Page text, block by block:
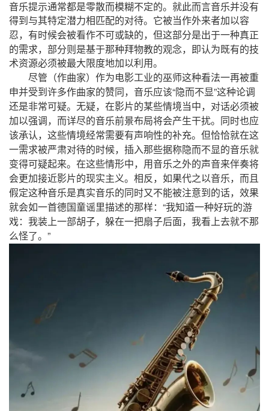
音乐提示通常都是零散而模糊不定的。就此而言音乐并没有
得到与其特定潜力相匹配的对待。它被当作外来者加以容
忍， 有时候会被看作不可或缺的， 但这部分是出于一种真正
的需求， 部分则是基于那种拜物教的观念，
即认为既有的技
术资源必须被最大限度地加以利用。
尽管
（作曲家）
作为电影工业的巫师这种看法一再被重
申并受到许多作曲家的赞同 ， 音乐应该“隐而不显”这种论调
还是非常可疑。无疑， 在影片的某些情境当中，
对话必须被
加以强调 ，
而详尽的音乐前景布局将会产生干扰。同时也应
该承认 ， 这些情境经常需要有声响性的补充。但恰恰就在这
一需求被严肃对待的时候， 插入那些据称隐而不显的音乐就
变得可疑起来。在这些情形中，
用音乐之外的声音来伴奏将
会更加接近影片的现实主义。相反 ， 如果代之以音乐，
而且
假定这种音乐是真实音乐的同时又不能被注意到的话， 效果
就会如一首德国童谣里描述的那样： “我知道一种好玩的游
戏：我装上一部胡子， 躲在一把扇子后面， 我看上去就不那
么怪了。 ”